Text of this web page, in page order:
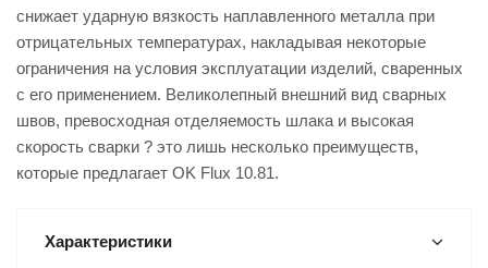
снижает ударную вязкость наплавленного металла при
отрицательных температурах, накладывая некоторые
ограничения на условия эксплуатации изделий, сваренных
с его применением. Великолепный внешний вид сварных
швов, превосходная отделяемость шлака и высокая
скорость сварки ? это лишь несколько преимуществ,
которые предлагает OK Flux 10.81.
Характеристики